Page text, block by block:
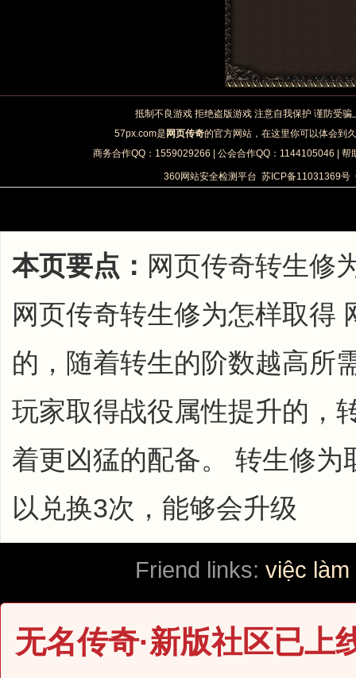
抵制不良游戏 拒绝盗版游戏 注意自我保护 谨防受
57px.com是 网页传奇的官方网站，在这里你可以体会到
商务合作QQ：1559029266 | 公会合作QQ：1144105046 |
360网站安全检测平台 苏ICP备11031369号
本页要点： 网页传奇转生修
网页传奇转生修为怎样取得
的，随着转生的阶数越高所
玩家取得战役属性提升的，
着更凶猛的配备。 转生修
以兑换3次，能够会升级
Friend links: việc làm
无名传奇·新版社区已上